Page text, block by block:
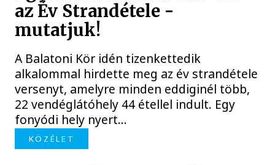
az Év Strandétele -
mutatjuk!
A Balatoni Kör idén tizenkettedik
alkalommal hirdette meg az év strandétele
versenyt, amelyre minden eddiginél több,
22 vendéglátóhely 44 étellel indult. Egy
fonyódi hely nyert...
KÖZÉLET